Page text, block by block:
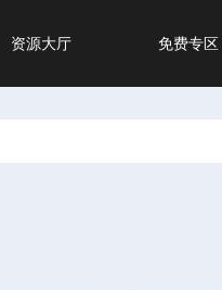
资源大厅 免费专区